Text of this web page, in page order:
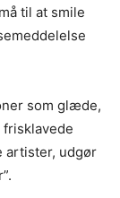
til at smile
som glæde,
frisklavede
artister, udgør